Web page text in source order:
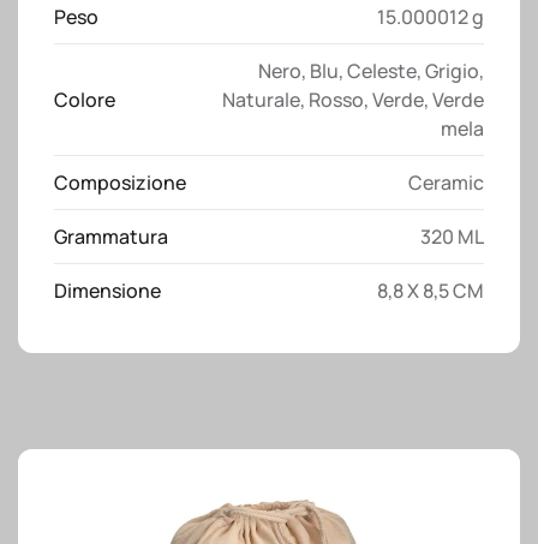
Con
esterno
e
lucido
quantità
Peso 15.000012 g
Colore
Nero, Blu,Celeste,Grigio,
Naturale, Rosso,Verde,Verde
mela
Composizione Ceramic
Grammatura 320 ML
Dimensione 8,8 X 8,5 CM